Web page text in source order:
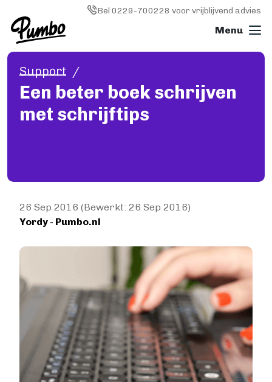
Skip to main contentBel 0229-700228 voor vrijblijvend advies
Image
Boek drukken
ALGEMEEN
Boek drukken
Softcover (paperback)
Papiersoorten
Kosten
Hoe werkt Print on demand
Levertijden
GROTE OPLAGE DRUKKEN
Offset drukken
Hoe werkt offset drukken
Levertijden
Boek uitgeven
Support
Een beter boek schrijven
met schrijftips
26 Sep 2016 (Bewerkt: 26 Sep 2016)
Yordy - Pumbo.nl
Image